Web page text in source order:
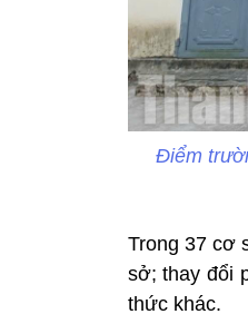
Điểm
Trong 37 cơ
sở; thay đổi
thức khác.